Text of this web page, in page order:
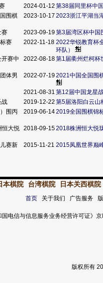
2024-01-12 第38届同里杯中
围棋
2023-10-17 2023浙江平湖当
赛 2023-09-19第3届湾区杯中国
赛
2022-11-18 2022华锐教育杯
环队）
赛中
2022-08-18第1届衢州烂柯杯
体男
2022-07-192021中国全国围
2021-08-31 第12届中国龙星
战 2019-12-22 第5届洛阳白云山
围丙
2019-06-142019全国围棋锦
恒大悦 2018-09-152018株洲恒大悦
赛新
2015-11-21 2015凤凰世界巅
本棋院 台湾棋院 日本关西棋院
首页关于我们 广告服务
国电信与信息服务业务经营许可证
版权所有